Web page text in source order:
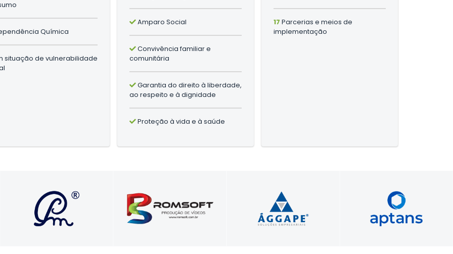
Química
situação de vulnerabilidade
Amparo Social
Convivência familiar e
comunitária
Garantia do direito à liberdade,
ao respeito e à dignidade
Proteção à vida e à saúde
17 Parcerias e meios de
implementação
Soluções que
transformam vidas e
carreiras com propósito e
autenticidade
Vídeos comerciais,
institucionais e para
treinamentos
corporativos
Profissionais unidos a
serviço do seu sucesso!
Foque no seu negócio.​ Nós
cuidamos do seu servidor​.